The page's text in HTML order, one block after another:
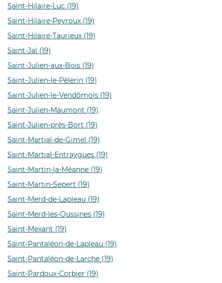
Saint-Hilaire-Luc (19)
Saint-Hilaire-Peyroux (19)
Saint-Hilaire-Taurieux (19)
Saint-Jal (19)
Saint-Julien-aux-Bois (19)
Saint-Julien-le-Pèlerin (19)
Saint-Julien-le-Vendômois (19)
Saint-Julien-Maumont (19)
Saint-Julien-près-Bort (19)
Saint-Martial-de-Gimel (19)
Saint-Martial-Entraygues (19)
Saint-Martin-la-Méanne (19)
Saint-Martin-Sepert (19)
Saint-Merd-de-Lapleau (19)
Saint-Merd-les-Oussines (19)
Saint-Mexant (19)
Saint-Pantaléon-de-Lapleau (19)
Saint-Pantaléon-de-Larche (19)
Saint-Pardoux-Corbier (19)